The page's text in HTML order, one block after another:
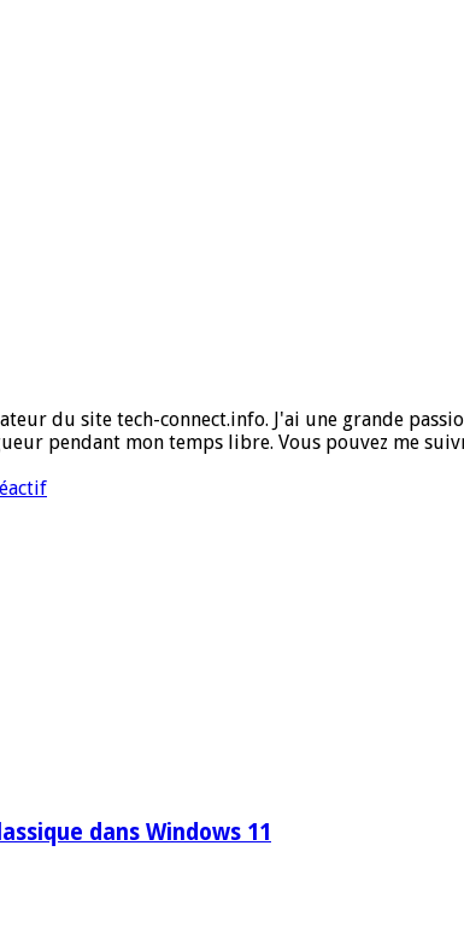
du site tech-connect.info. J'ai une grande
pendant mon temps libre. Vous pouvez me
dans Windows 11